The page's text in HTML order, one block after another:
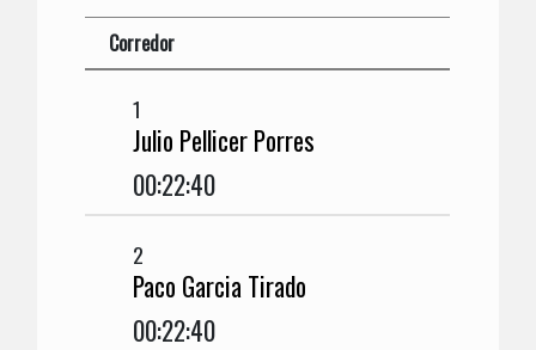
Corredor
1
Julio Pellicer Porres
00:22:40
2
Paco Garcia Tirado
00:22:40